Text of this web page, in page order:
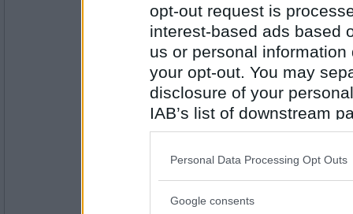
opt-out request is
interest-based ads based
us or personal
your opt-out. You may
disclosure of your
IAB’s list of downstream
also be disclosed by us
Downstream Participants
Please note that this
Personal Data Processing Opt Outs
Google consents
7. Marika87 2 428
8. Homos 1 574
9. umpis 1 290
10. mindirell lämnade
Grattis KarlMorot
Rullningar:
» tuffakatt har rullat för 68 poäng
» KarlMorot har rullat för 290